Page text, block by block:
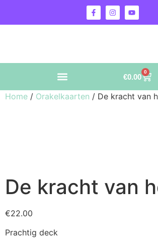
€0.00
0
Home / Orakelkaarten / De kracht van
De kracht van
€22.00
Prachtig deck